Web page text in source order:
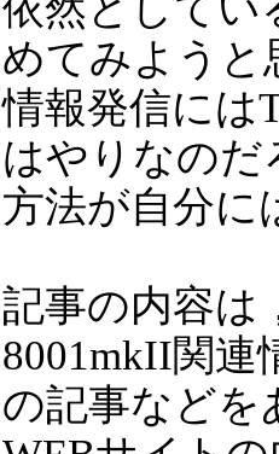
めてみようと
情報発信には
はやりなのだ
方法が自分に
記事の内容は
8001mkII関連
の記事などを